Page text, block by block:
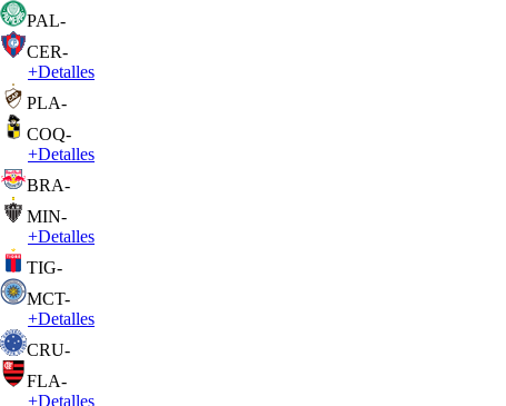
PAL-
CER-
+Detalles
PLA-
COQ-
+Detalles
BRA-
MIN-
+Detalles
TIG-
MCT-
+Detalles
CRU-
FLA-
+Detalles